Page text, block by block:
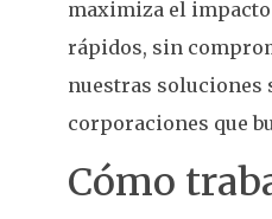
maximiza el
rápidos, sin
nuestras soluciones
corporaciones que
Cómo